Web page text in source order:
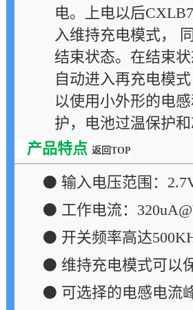
电。上电以后
入维持充电模式，
结束状态。在结束
自动进入再充电模
以使用小外形的电
护，电池过温保护和
产品特点 返回TOP
⚫ 输入电压范围：
⚫ 工作电流：
⚫ 开关频率高达
⚫ 维持充电模式可以
⚫ 可选择的电感电流